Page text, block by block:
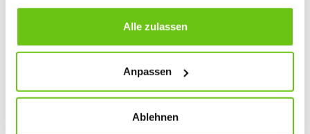
Cookies Sie erlauben. Verweigern Sie Ihre Zustimmung,
wählen Sie „Alle ablehnen” – in diesem Fall werden nur
Daten verarbeitet, die für den Besuch unserer Website
jederzeit ändern, indem Sie auf die Schaltfläche unten
links klicken. Weitere Informationen zur Datennutzung
Alle zulassen
Anpassen
Ablehnen